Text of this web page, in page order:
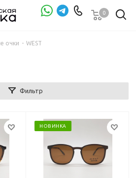
0
очки - WEST
Фильтр
НОВИНКА